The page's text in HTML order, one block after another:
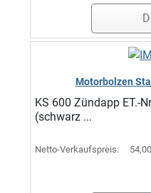
Motorbolzen
KS 600 Zündapp ET.-
(schwarz ...
Netto-Verkaufspreis: